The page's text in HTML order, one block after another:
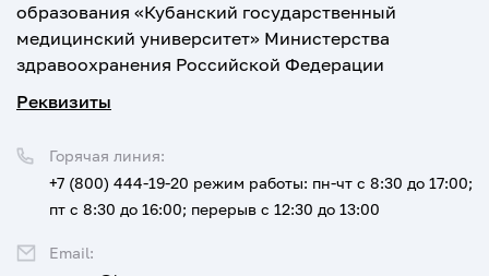
образования «Кубанский государственный
медицинский университет» Министерства
здравоохранения Российской Федерации
Реквизиты
Горячая линия:
+7 (800) 444-19-20 режим работы: пн-чт с 8:30 до 17:00;
пт с 8:30 до 16:00; перерыв с 12:30 до 13:00
Email: